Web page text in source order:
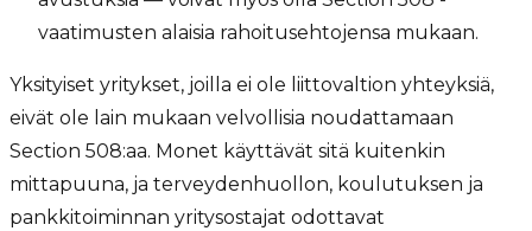
vaatimusten alaisia rahoitusehtojensa mukaan.
Yksityiset yritykset, joilla ei ole liittovaltion yhteyksiä,
eivät ole lain mukaan velvollisia noudattamaan
Section 508:aa. Monet käyttävät sitä kuitenkin
mittapuuna, ja terveydenhuollon, koulutuksen ja
pankkitoiminnan yritysostajat odottavat